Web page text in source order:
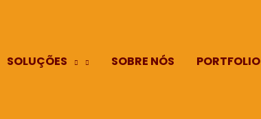
SOLUÇÕES SOBRE NÓS PORTFOLIO